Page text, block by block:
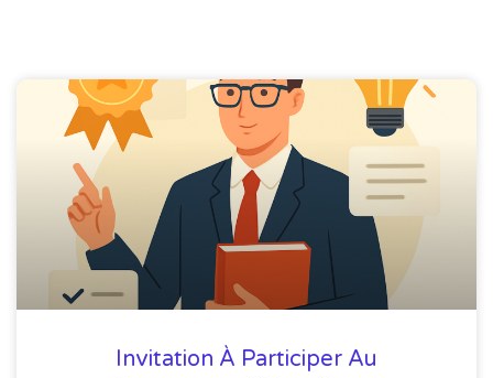
Invitation À Participer Au